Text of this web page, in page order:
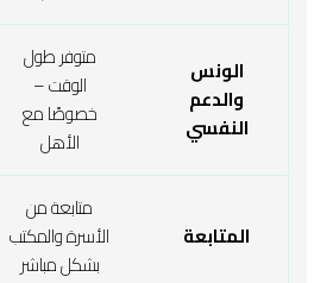
الونس
والدعم
النفسي
متوفر طول
الوقت –
خصوصًا مع
الأهل
المتابعة
متابعة من
الأسرة والمكتب
بشكل مباشر